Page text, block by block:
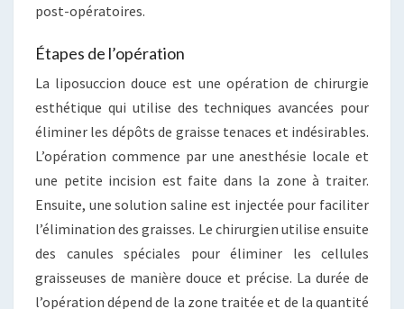
post-opératoires.
Étapes de l’opération
La liposuccion douce est une opération de chirurgie
esthétique qui utilise des techniques avancées pour
éliminer les dépôts de graisse tenaces et indésirables.
L’opération commence par une anesthésie locale et
une petite incision est faite dans la zone à traiter.
Ensuite, une solution saline est injectée pour faciliter
l’élimination des graisses. Le chirurgien utilise ensuite
des canules spéciales pour éliminer les cellules
graisseuses de manière douce et précise. La durée de
l’opération dépend de la zone traitée et de la quantité